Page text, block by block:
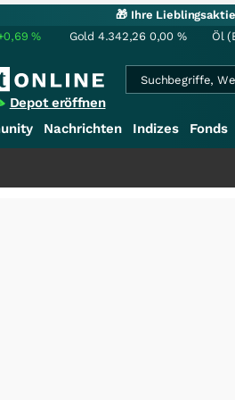
🎁 Ihre
% Gold 4.342,26 0,00 % Öl
Depot eröffnen
Nachrichten Indizes Fonds